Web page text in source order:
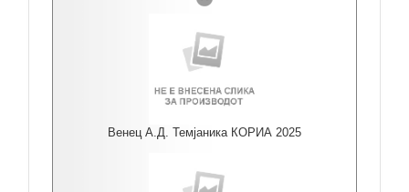
Венец А.Д. Темјаника КОРИА 2025